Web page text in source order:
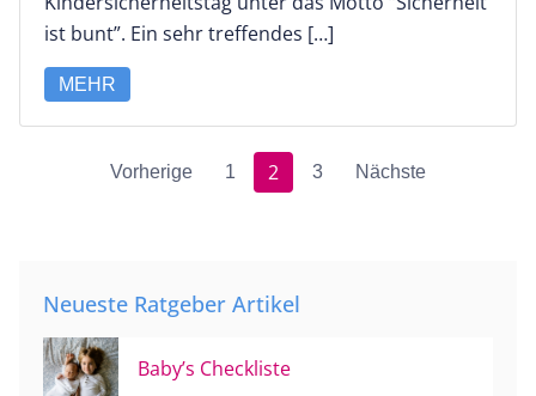
ist bunt”. Ein sehr treffendes […]
MEHR
Vorherige 1 2 3 Nächste
Neueste Ratgeber Artikel
Baby’s Checkliste